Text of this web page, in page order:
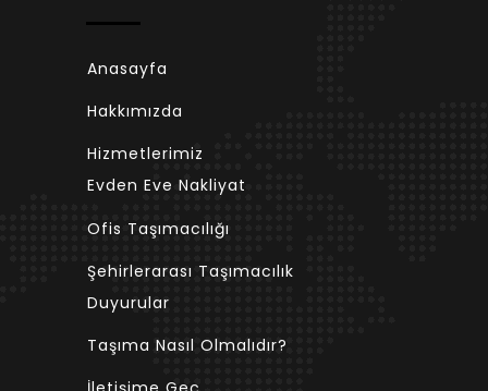
Anasayfa
Hakkımızda
Hizmetlerimiz
Evden Eve Nakliyat
Ofis Taşımacılığı
Şehirlerarası Taşımacılık
Duyurular
Taşıma Nasıl Olmalıdır?